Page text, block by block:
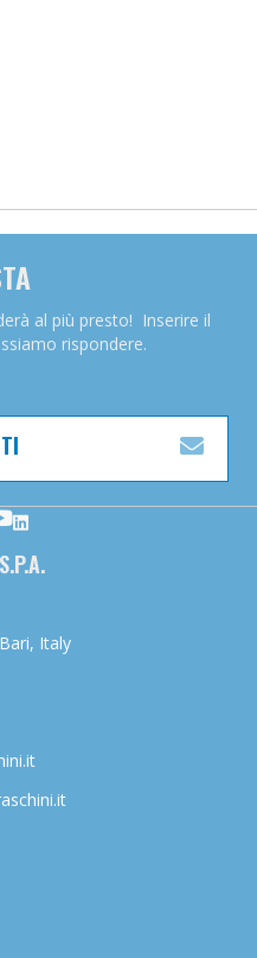
al più presto! Inserire il
rispondere.
Italy